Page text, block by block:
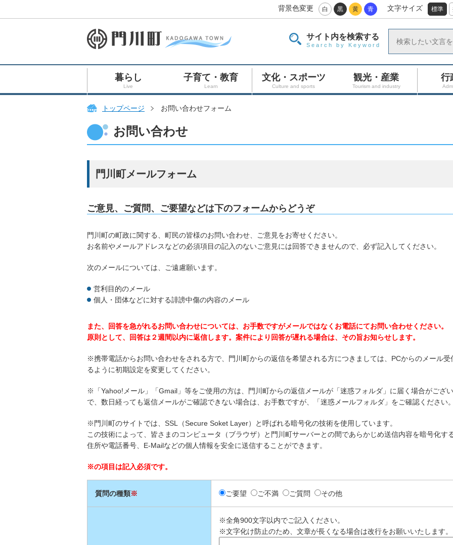
背景色変更 白 黒 黄 青 文字サイズ 標準
サイト内を検索する
Search by Keyword
暮らし
Live
子育て・教育
Learn
文化・スポーツ
Culture and sports
観光・産業
Tourism and industry
行
トップページ お問い合わせフォーム
お問い合わせ
門川町メールフォーム
ご意見、ご質問、ご要望などは下のフォームからどうぞ
門川町の町政に関する、町民の皆様のお問い合わせ、ご意見をお寄せください。
お名前やメールアドレスなどの必須項目の記入のないご意見には回答できませんので、必ず記入してください。
次のメールについては、ご遠慮願います。
営利目的のメール
個人・団体などに対する誹謗中傷の内容のメール
また、回答を急がれるお問い合わせについては、お手数ですがメールではなくお電話にてお問い合わせください。
原則として、回答は２週間以内に返信します。案件により回答が遅れる場合は、その旨お知らせします。
※携帯電話からお問い合わせをされる方で、門川町からの返信を希望される方につきましては、PCからのメール受
るように初期設定を変更してください。
※「Yahoo!メール」「Gmail」等をご使用の方は、門川町からの返信メールが「迷惑フォルダ」に届く場合がござ
で、数日経っても返信メールがご確認できない場合は、お手数ですが、「迷惑メールフォルダ」をご確認ください。
※門川町のサイトでは、SSL（Secure Soket Layer）と呼ばれる暗号化の技術を使用しています。
この技術によって、皆さまのコンピュータ（ブラウザ）と門川町サーバーとの間であらかじめ送信内容を暗号化する
住所や電話番号、E-Mailなどの個人情報を安全に送信することができます。
※の項目は記入必須です。
質問の種類※ ご要望 ご不満 ご質問 その他
※全角900文字以内でご記入ください。
※文字化け防止のため、文章が長くなる場合は改行をお願いいたします。